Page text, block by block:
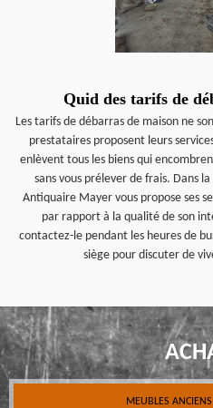
Quid des tarifs de
Les tarifs de débarras de maison ne
prestataires proposent leurs
enlèvent tous les biens qui
sans vous prélever de frais. Dans
Antiquaire Mayer vous propose ses
par rapport à la qualité de son
contactez-le pendant les heures de
siège pour discuter de
MEUBLES